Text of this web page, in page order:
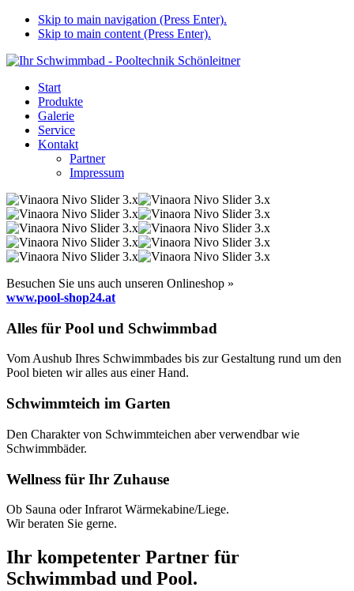
Skip to main navigation (Press Enter).
Skip to main content (Press Enter).
Start
Produkte
Galerie
Service
Kontakt
Partner
Impressum
Besuchen Sie uns auch unseren Onlineshop »
www.pool-shop24.at
Alles für Pool und Schwimmbad
Vom Aushub Ihres Schwimmbades bis zur Gestaltung rund um den
Pool bieten wir alles aus einer Hand.
Schwimmteich im Garten
Den Charakter von Schwimmteichen aber verwendbar wie
Schwimmbäder.
Wellness für Ihr Zuhause
Ob Sauna oder Infrarot Wärmekabine/Liege.
Wir beraten Sie gerne.
Ihr kompetenter Partner für
Schwimmbad und Pool.